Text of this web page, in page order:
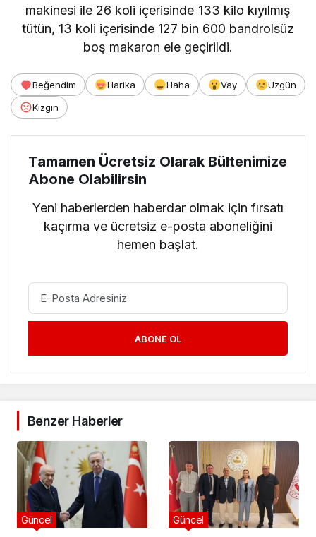
makinesi ile 26 koli içerisinde 133 kilo kıyılmış
tütün, 13 koli içerisinde 127 bin 600 bandrolsüz
boş makaron ele geçirildi.
Beğendim Harika Haha Vay
Üzgün
Kızgın
Tamamen Ücretsiz Olarak Bültenimize
Abone Olabilirsin
Yeni haberlerden haberdar olmak için fırsatı
kaçırma ve ücretsiz e-posta aboneliğini
hemen başlat.
ABONE OL
Benzer Haberler
Güncel Güncel